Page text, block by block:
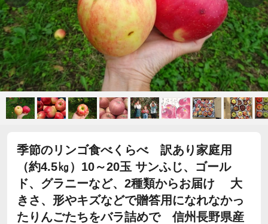
季節のリンゴ食べくらべ 訳あり家庭用
（約4.5㎏）10～20玉 サンふじ、ゴール
ド、グラニーなど、2種類からお届け 大
きさ、形やキズなどで贈答用になれなかっ
たりんごたちをバラ詰めで 信州長野県産